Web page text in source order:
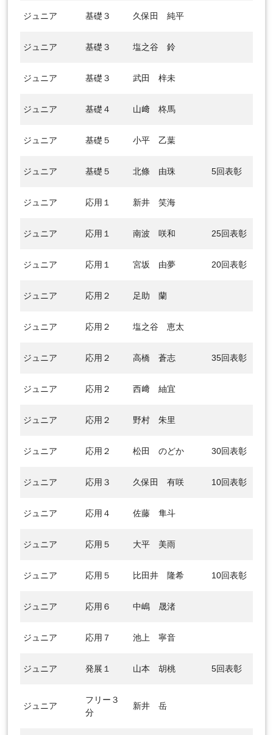
ジュニア 基礎３ 久保田 純平
ジュニア 基礎３ 塩之谷 鈴
ジュニア 基礎３ 武田 梓未
ジュニア 基礎４ 山﨑 柊馬
ジュニア 基礎５ 小平 乙葉
ジュニア 基礎５ 北條 由珠 5回表彰
ジュニア 応用１ 新井 笑海
ジュニア 応用１ 南波 咲和 25回表彰
ジュニア 応用１ 宮坂 由夢 20回表彰
ジュニア 応用２ 足助 蘭
ジュニア 応用２ 塩之谷 恵太
ジュニア 応用２ 高橋 蒼志 35回表彰
ジュニア 応用２ 西﨑 紬宜
ジュニア 応用２ 野村 朱里
ジュニア 応用２ 松田 のどか 30回表彰
ジュニア 応用３ 久保田 有咲 10回表彰
ジュニア 応用４ 佐藤 隼斗
ジュニア 応用５ 大平 美雨
ジュニア 応用５ 比田井 隆希 10回表彰
ジュニア 応用６ 中嶋 晟渚
ジュニア 応用７ 池上 寧音
ジュニア 発展１ 山本 胡桃 5回表彰
ジュニア
フリー３
分
新井 岳